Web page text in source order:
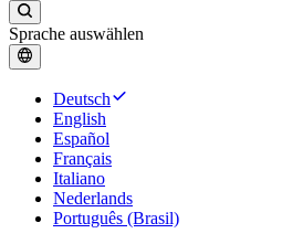
Sprache auswählen
Deutsch
English
Español
Français
Italiano
Nederlands
Português (Brasil)